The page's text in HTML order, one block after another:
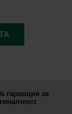
гаранция за